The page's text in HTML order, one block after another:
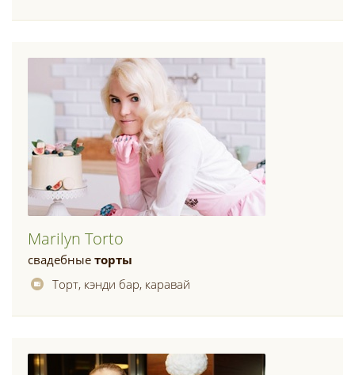
Marilyn Torto
свадебные торты
Торт, кэнди бар, каравай